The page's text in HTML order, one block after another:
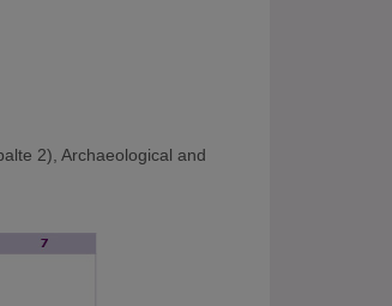
2), Archaeological and